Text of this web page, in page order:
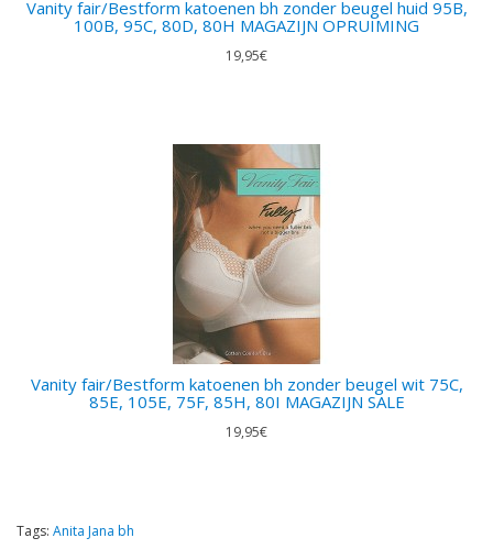
Vanity fair/Bestform katoenen bh zonder beugel huid 95B,
100B, 95C, 80D, 80H MAGAZIJN OPRUIMING
19,95€
Vanity fair/Bestform katoenen bh zonder beugel wit 75C,
85E, 105E, 75F, 85H, 80I MAGAZIJN SALE
19,95€
Tags: Anita Jana bh